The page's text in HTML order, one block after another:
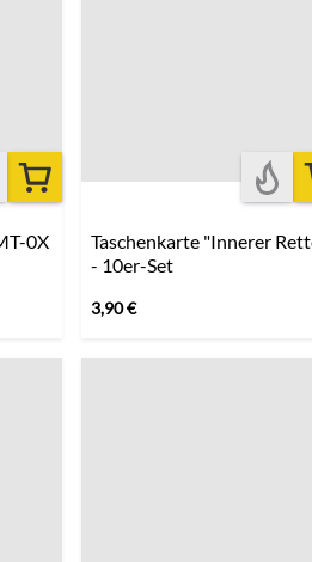
0X
Taschenkarte "Innerer
- 10er-Set
3,90€